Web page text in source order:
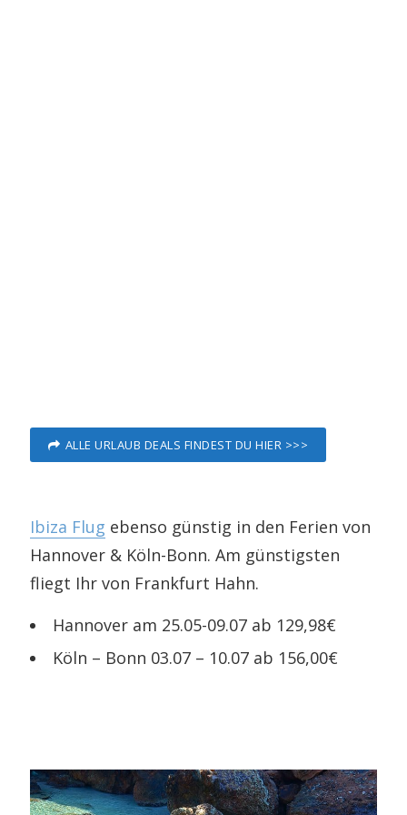
ALLE URLAUB DEALS FINDEST DU HIER >>>
Ibiza Flug ebenso günstig in den Ferien von
Hannover & Köln-Bonn. Am günstigsten
fliegt Ihr von Frankfurt Hahn.
Hannover am 25.05-09.07 ab 129,98€
Köln – Bonn 03.07 – 10.07 ab 156,00€